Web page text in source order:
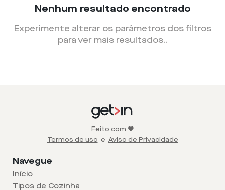
Nenhum resultado encontrado
Experimente alterar os parâmetros dos filtros
para ver mais resultados..
Feito com ❤️
Termos de uso e Aviso de Privacidade
Navegue
Início
Tipos de Cozinha